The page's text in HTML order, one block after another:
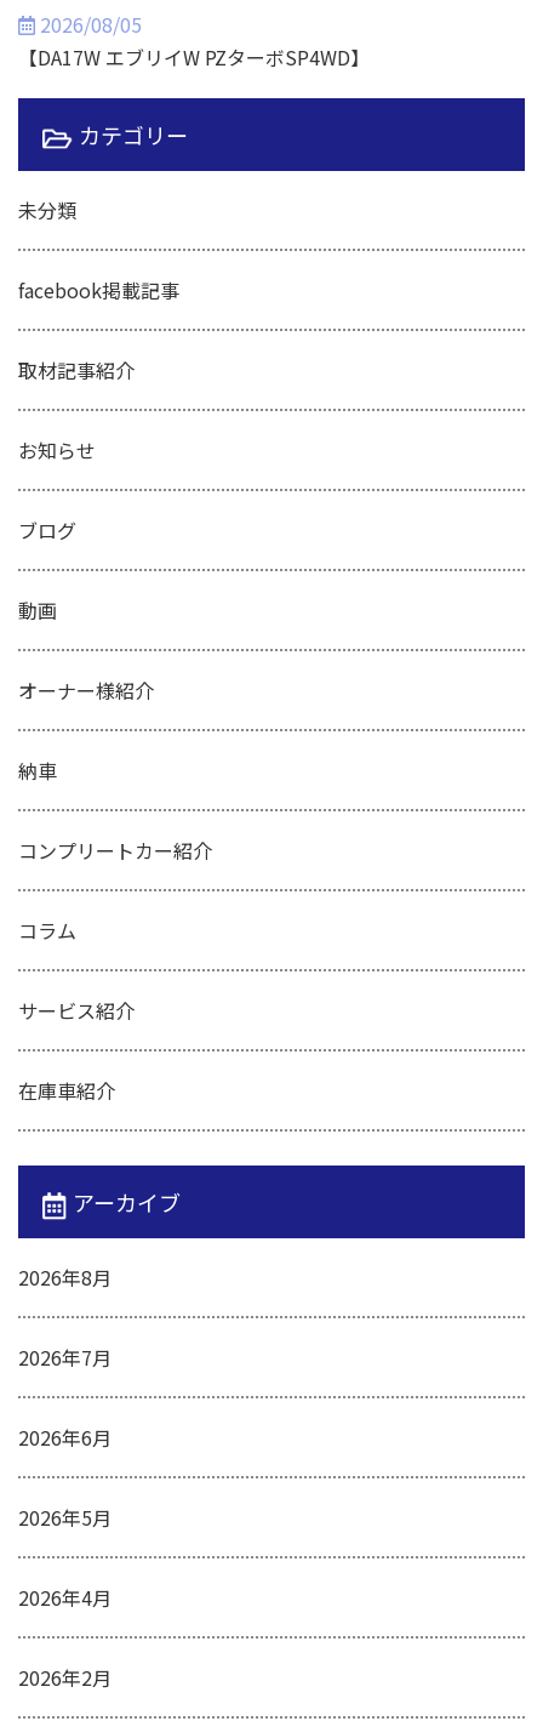
2026/08/05
【DA17W エブリイW PZターボSP4WD】
カテゴリー
未分類
facebook掲載記事
取材記事紹介
お知らせ
ブログ
動画
オーナー様紹介
納車
コンプリートカー紹介
コラム
サービス紹介
在庫車紹介
アーカイブ
2026年8月
2026年7月
2026年6月
2026年5月
2026年4月
2026年2月